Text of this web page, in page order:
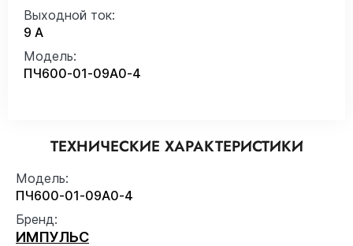
Выходной ток:
9 А
Модель:
ПЧ600-01-09А0-4
ТЕХНИЧЕСКИЕ ХАРАКТЕРИСТИКИ
Модель:
ПЧ600-01-09А0-4
Бренд:
ИМПУЛЬС